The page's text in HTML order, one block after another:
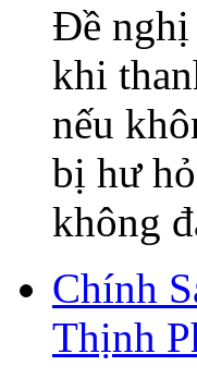
Đề nghị
khi
nếu
bị hư
không
Chính
Thịnh